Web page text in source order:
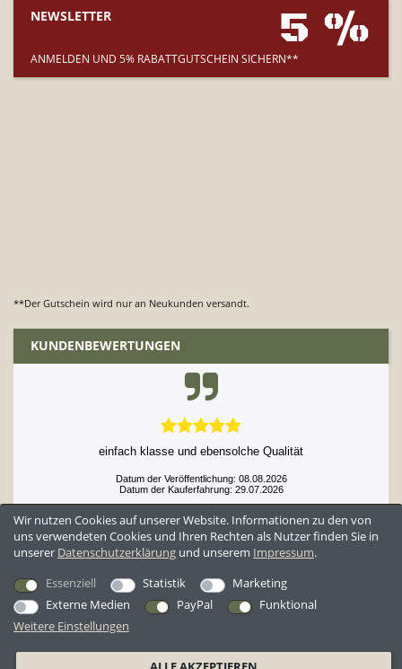
NEWSLETTER 5 %
ANMELDEN UND 5% RABATTGUTSCHEIN SICHERN**
**Der Gutschein wird nur an Neukunden versandt.
KUNDENBEWERTUNGEN
einfach klasse und ebensolche Qualität
Datum der Veröffentlichung: 08.08.2026
Datum der Kauferfahrung: 29.07.2026
Wir nutzen Cookies auf unserer Website. Informationen zu den von
uns verwendeten Cookies und Ihren Rechten als Nutzer finden Sie in
unserer Daten­schutz­erklärung und unserem Impressum.
Essenziell
Statistik
Marketing
Externe Medien
PayPal
Funktional
Weitere Einstellungen